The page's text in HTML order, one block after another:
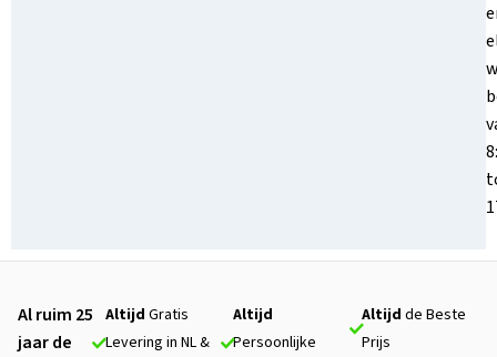
Al ruim 25
jaar de
Altijd Gratis
Levering in NL &
Altijd
Persoonlijke
Altijdde Beste
Prijs